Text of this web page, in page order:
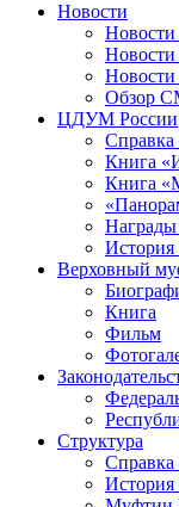
Новости
Обзор
ЦДУМ России
Книга
Книга
Верховный
Книга
Фильм
Структура